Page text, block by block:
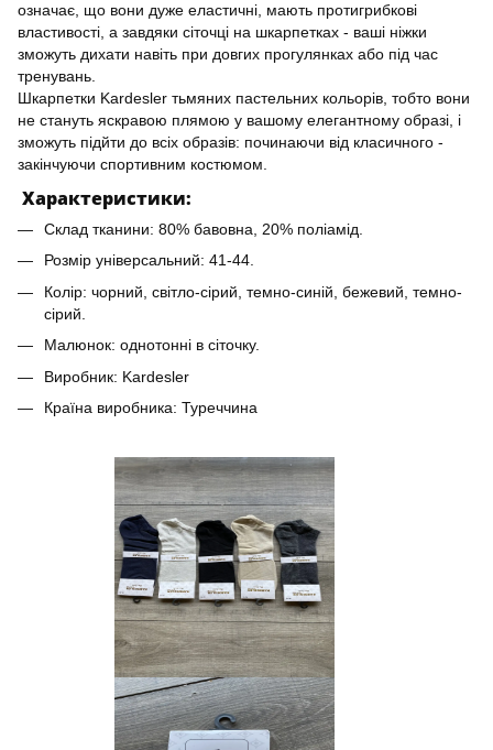
означає, що вони дуже еластичні, мають протигрибкові
властивості, а завдяки сіточці на шкарпетках - ваші ніжки
зможуть дихати навіть при довгих прогулянках або під час
тренувань.
Шкарпетки Kardesler тьмяних пастельних кольорів, тобто вони
не стануть яскравою плямою у вашому елегантному образі, і
зможуть підйти до всіх образів: починаючи від класичного -
закінчуючи спортивним костюмом.
Характеристики:
Склад тканини: 80% бавовна, 20% поліамід.
Розмір універсальний: 41-44.
Колір: чорний, світло-сірий, темно-синій, бежевий, темно-
сірий.
Малюнок: однотонні в сіточку.
Виробник: Kardesler
Країна виробника: Туреччина